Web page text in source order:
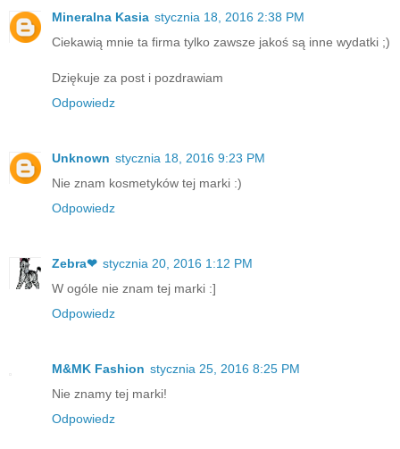
Mineralna Kasia stycznia 18, 2016 2:38 PM
Ciekawią mnie ta firma tylko zawsze jakoś są inne wydatki ;)
Dziękuje za post i pozdrawiam
Odpowiedz
Unknown stycznia 18, 2016 9:23 PM
Nie znam kosmetyków tej marki :)
Odpowiedz
Zebra❤ stycznia 20, 2016 1:12 PM
W ogóle nie znam tej marki :]
Odpowiedz
M&MK Fashion stycznia 25, 2016 8:25 PM
Nie znamy tej marki!
Odpowiedz